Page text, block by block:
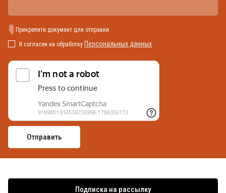
Прикрепите документ для отправки
Я согласен на обработку Персональных данных
Подписка на рассылку